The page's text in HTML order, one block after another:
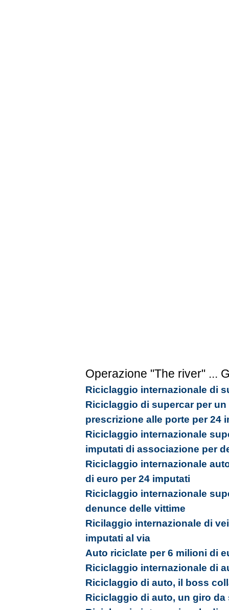
Operazione "The river" ...
Riciclaggio internazionale di
Riciclaggio di supercar per
prescrizione alle porte per 24
Riciclaggio internazionale
imputati di associazione per
Riciclaggio internazionale
di euro per 24 imputati
Riciclaggio internazionale
denunce delle vittime
Ricilaggio internazionale di
imputati al via
Auto riciclate per 6 milioni di
Riciclaggio internazionale di
Riciclaggio di auto, il boss
Riciclaggio di auto, un giro